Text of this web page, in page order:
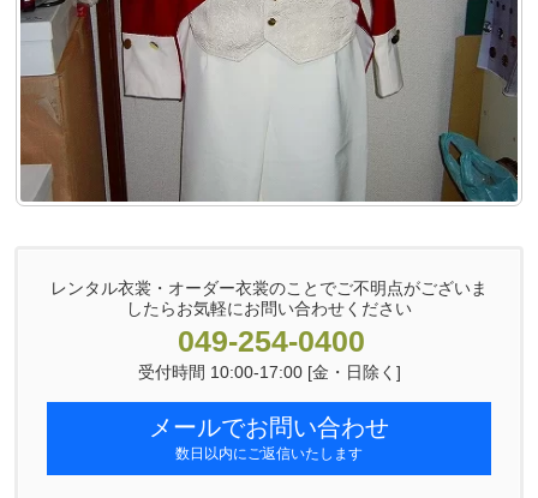
レンタル衣裳・オーダー衣裳のことでご不明点がございま
したらお気軽にお問い合わせください
049-254-0400
受付時間 10:00-17:00 [金・日除く]
メールでお問い合わせ
数日以内にご返信いたします